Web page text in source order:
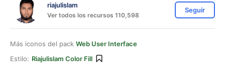
riajulislam
Ver todos los recursos 110,598
Seguir
Más iconos del pack Web User Interface
Estilo: Riajulislam Color Fill